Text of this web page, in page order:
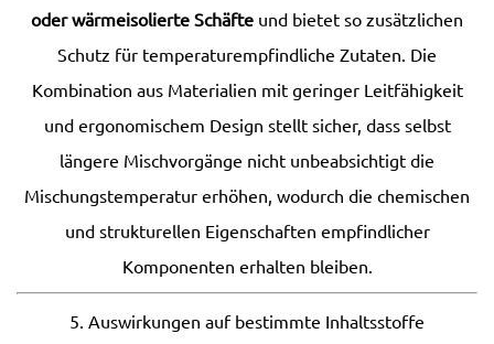
oder wärmeisolierte Schäfte und bietet so zusätzlichen
Schutz für temperaturempfindliche Zutaten. Die
Kombination aus Materialien mit geringer Leitfähigkeit
und ergonomischem Design stellt sicher, dass selbst
längere Mischvorgänge nicht unbeabsichtigt die
Mischungstemperatur erhöhen, wodurch die chemischen
und strukturellen Eigenschaften empfindlicher
Komponenten erhalten bleiben.
5. Auswirkungen auf bestimmte Inhaltsstoffe